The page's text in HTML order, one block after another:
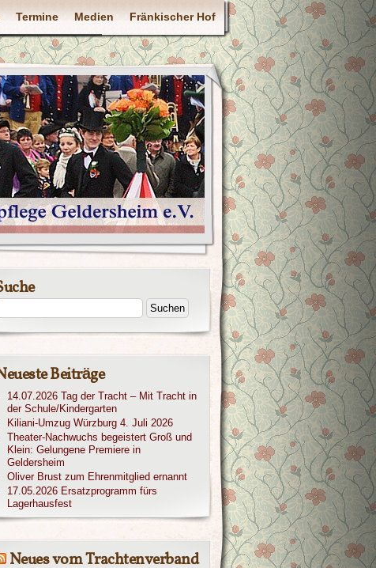
Termine Medien Fränkischer Hof
Beiträge
14.07.2026 Tag der Tracht – Mit Tracht in
der Schule/Kindergarten
Kiliani-Umzug Würzburg 4. Juli 2026
Theater-Nachwuchs begeistert Groß und
Klein: Gelungene Premiere in
Geldersheim
Oliver Brust zum Ehrenmitglied ernannt
17.05.2026 Ersatzprogramm fürs
Lagerhausfest
Neues vom Trachtenverband